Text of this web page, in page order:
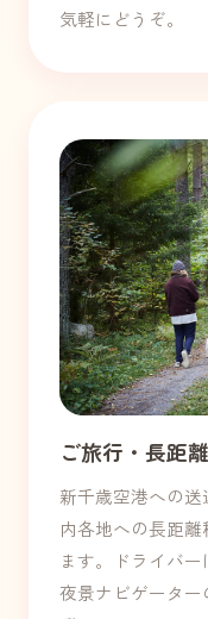
気軽にどうぞ。
ご旅行・長距
新千歳空港への
内各地への長距
ます。ドライバ
夜景ナビゲーター